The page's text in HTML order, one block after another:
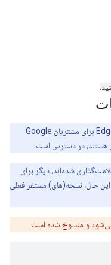
افزونه‌های Apigee در رابط کاربری Edge برای مشتریان Google
هستند، در دسترس است.
شده‌اند، دیگر برای
حال، نسخه(های) مستقر فعلی
نمی‌شود و منسوخ شده است.